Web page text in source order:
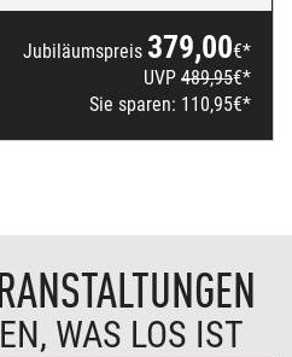
Jubiläumspreis 379,00€*
UVP 489,95€*
Sie sparen: 110,95€*
WAS LOS IST